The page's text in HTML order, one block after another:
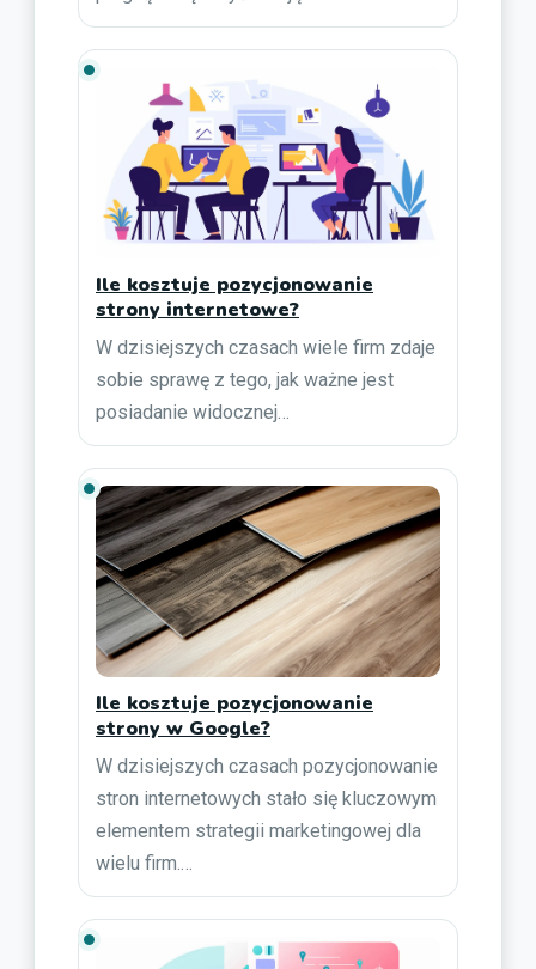
Ile kosztuje pozycjonowanie
strony internetowe?
W dzisiejszych czasach wiele firm zdaje
sobie sprawę z tego, jak ważne jest
posiadanie widocznej…
Ile kosztuje pozycjonowanie
strony w Google?
W dzisiejszych czasach pozycjonowanie
stron internetowych stało się kluczowym
elementem strategii marketingowej dla
wielu firm.…